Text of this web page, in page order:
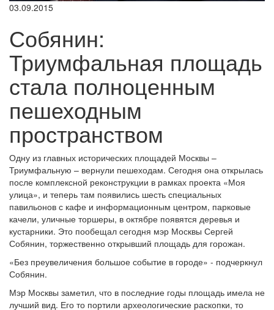
03.09.2015
Собянин:
Триумфальная площадь
стала полноценным
пешеходным
пространством
Одну из главных исторических площадей Москвы –
Триумфальную – вернули пешеходам. Сегодня она открылась
после комплексной реконструкции в рамках проекта «Моя
улица», и теперь там появились шесть специальных
павильонов с кафе и информационным центром, парковые
качели, уличные торшеры, в октябре появятся деревья и
кустарники. Это пообещал сегодня мэр Москвы Сергей
Собянин, торжественно открывший площадь для горожан.
«Без преувеличения большое событие в городе» - подчеркнул
Собянин.
Мэр Москвы заметил, что в последние годы площадь имела не
лучший вид. Его то портили археологические раскопки, то